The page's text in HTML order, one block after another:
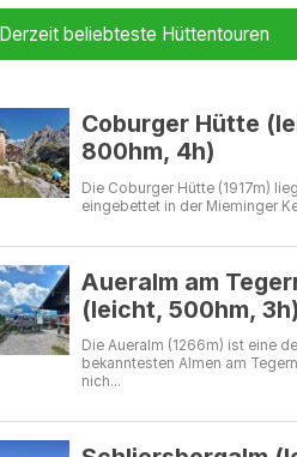
Derzeit beliebteste Hüttentouren